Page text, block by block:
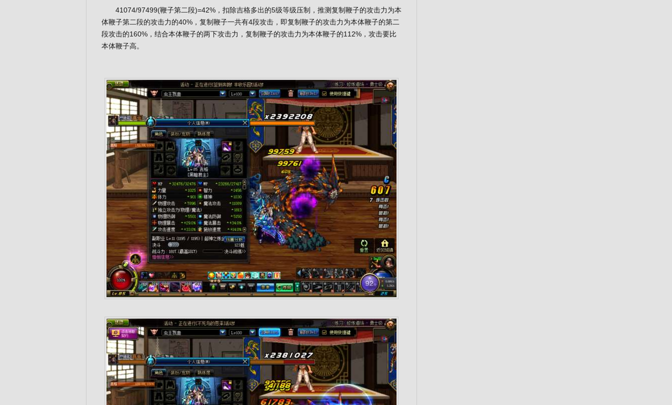
41074/97499(鞭子第二段)=42%，扣除吉格多出的5级等级压制，推测复制鞭子的攻击力为本
体鞭子第二段的攻击力的40%，复制鞭子一共有4段攻击，即复制鞭子的攻击力为本体鞭子的第二
段攻击的160%，结合本体鞭子的两下攻击力，复制鞭子的攻击力为本体鞭子的112%，攻击要比
本体鞭子高。